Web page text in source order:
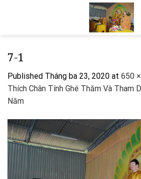
7-1
Published Tháng ba 23, 2020 at 650
Thích Chân Tính Ghé Thăm Và Tham
Năm